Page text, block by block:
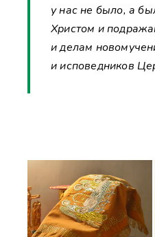
у нас не было, а
Христом и
и делам
и исповедников